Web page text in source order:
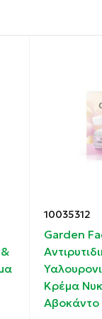
δράση στη δομή
sh-
Phosphate,
HDI/
Benzoate,
10035312
Garden
Κρέμα
Αβοκάντο